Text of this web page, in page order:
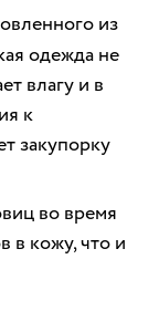
из
одежда не
влагу и в
к
закупорку
во время
в кожу, что и